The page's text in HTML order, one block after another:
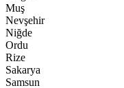
Muş
Nevşehir
Niğde
Ordu
Rize
Sakarya
Samsun